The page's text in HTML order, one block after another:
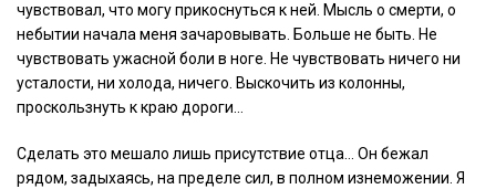
чувствовал, что могу прикоснуться к ней. Мысль о смерти, о
небытии начала меня зачаровывать. Больше не быть. Не
чувствовать ужасной боли в ноге. Не чувствовать ничего ни
усталости, ни холода, ничего. Выскочить из колонны,
проскользнуть к краю дороги…
Сделать это мешало лишь присутствие отца… Он бежал
рядом, задыхаясь, на пределе сил, в полном изнеможении. Я